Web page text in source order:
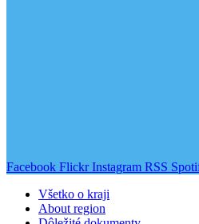
Facebook Flickr Instagram RSS
Všetko o kraji
About region